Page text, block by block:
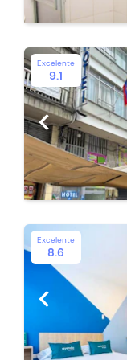
Excelente
9.1
chevron_left
Excelente
8.6
chevron_left